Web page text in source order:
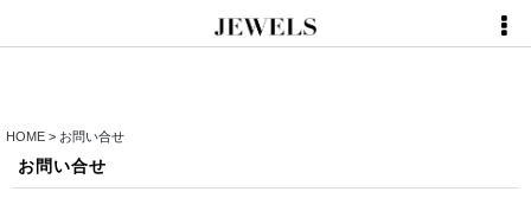
HOME > お問い合せ
お問い合せ